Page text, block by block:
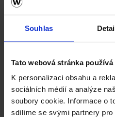
Souhlas
Tato webová stránka
K personalizaci obsahu a
sociálních médií a analýze
soubory cookie. Informace o
sdílíme se svými partnery